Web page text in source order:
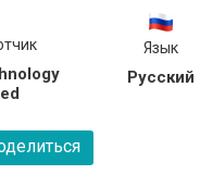
Язык
Русский